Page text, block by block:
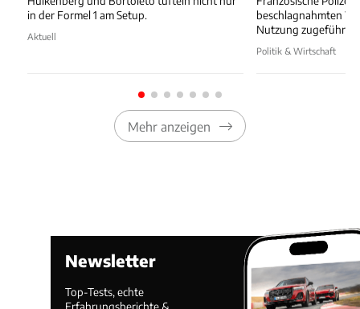
in der Formel 1 am Setup.
Aktuell
beschlagnahmten
Nutzung zugeführt.
Politik & Wirtschaft
Mehr anzeigen
Newsletter
Top-Tests, echte